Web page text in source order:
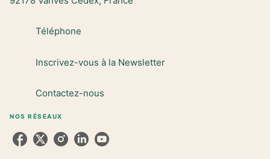
Téléphone
Inscrivez-vous à la Newsletter
Contactez-nous
NOS RÉSEAUX